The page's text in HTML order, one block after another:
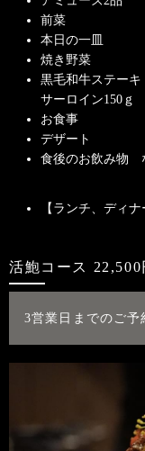
前菜
本日の一皿
焼き野菜
黒毛和牛ステーキ
サーロイン150ｇ
お食事
デザート
食後のお飲み物
【ランチ、ディナ
活鮑コース 22,500
3営業日までのご予